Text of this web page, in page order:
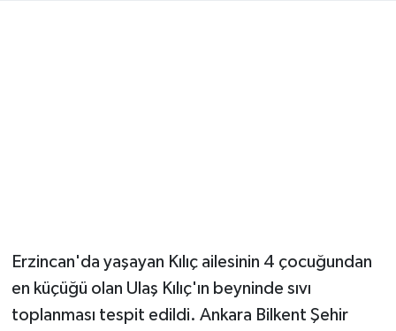
Erzincan'da yaşayan Kılıç ailesinin 4 çocuğundan
en küçüğü olan Ulaş Kılıç'ın beyninde sıvı
toplanması tespit edildi. Ankara Bilkent Şehir